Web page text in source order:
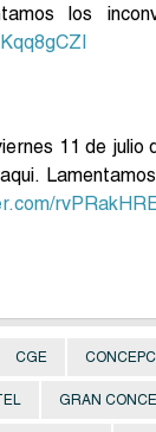
los
11 de julio
CGE
GRAN